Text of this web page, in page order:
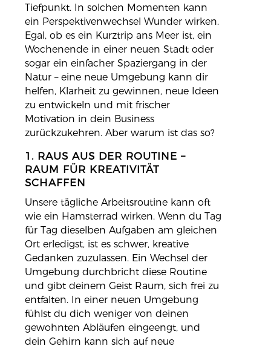
Tiefpunkt. In solchen Momenten kann
ein Perspektivenwechsel Wunder wirken.
Egal, ob es ein Kurztrip ans Meer ist, ein
Wochenende in einer neuen Stadt oder
sogar ein einfacher Spaziergang in der
Natur – eine neue Umgebung kann dir
helfen, Klarheit zu gewinnen, neue Ideen
zu entwickeln und mit frischer
Motivation in dein Business
zurückzukehren. Aber warum ist das so?
1. RAUS AUS DER ROUTINE –
RAUM FÜR KREATIVITÄT
SCHAFFEN
Unsere tägliche Arbeitsroutine kann oft
wie ein Hamsterrad wirken. Wenn du Tag
für Tag dieselben Aufgaben am gleichen
Ort erledigst, ist es schwer, kreative
Gedanken zuzulassen. Ein Wechsel der
Umgebung durchbricht diese Routine
und gibt deinem Geist Raum, sich frei zu
entfalten. In einer neuen Umgebung
fühlst du dich weniger von deinen
gewohnten Abläufen eingeengt, und
dein Gehirn kann sich auf neue